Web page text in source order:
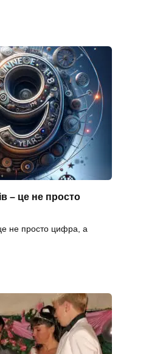
– це не просто
не просто цифра, а